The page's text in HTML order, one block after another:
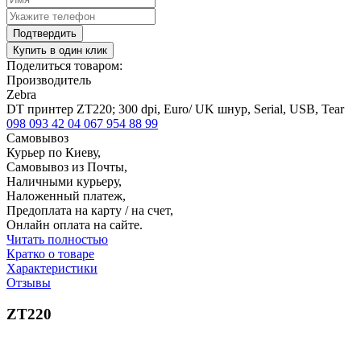
Подтвердить
Купить в один клик
Поделиться товаром:
Производитель
Zebra
DT принтер ZT220; 300 dpi, Euro/ UK шнур, Serial, USB, Tear
098 093 42 04 067 954 88 99
Самовывоз
Курьер по Киеву,
Самовывоз из Почты,
Наличными курьеру,
Наложенный платеж,
Предоплата на карту / на счет,
Онлайн оплата на сайте.
Читать полностью
Кратко о товаре
Характеристики
Отзывы
ZT220